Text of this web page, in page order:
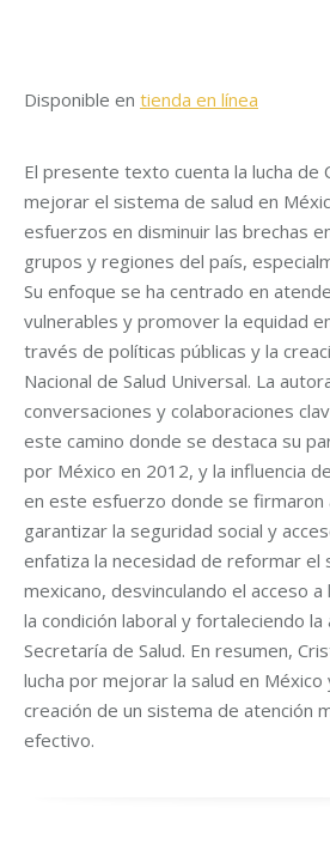
Disponible en tienda en línea
El presente texto cuenta la lucha de
mejorar el sistema de salud en
esfuerzos en disminuir las brechas
grupos y regiones del país,
Su enfoque se ha centrado en
vulnerables y promover la equidad
través de políticas públicas y la
Nacional de Salud Universal. La
conversaciones y colaboraciones
este camino donde se destaca su
por México en 2012, y la influencia
en este esfuerzo donde se firmaron
garantizar la seguridad social y
enfatiza la necesidad de reformar el
mexicano, desvinculando el acceso
la condición laboral y fortaleciendo
Secretaría de Salud. En resumen,
lucha por mejorar la salud en México
creación de un sistema de atención
efectivo.